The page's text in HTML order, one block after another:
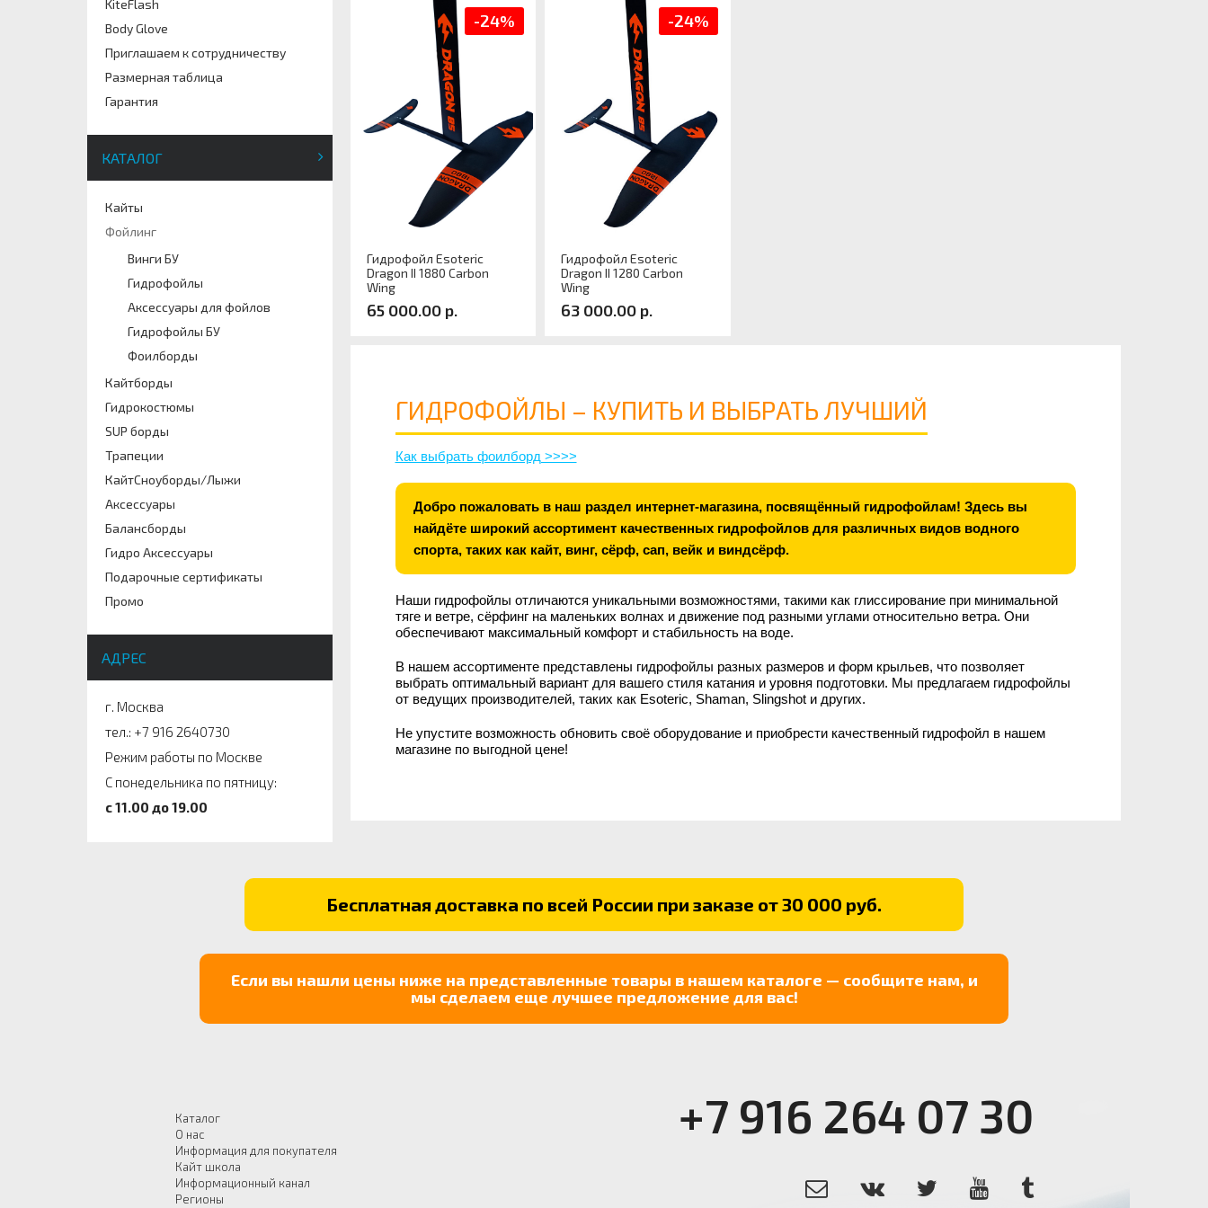
KiteFlash
Body Glove
Приглашаем к сотрудничеству
Размерная таблица
Гарантия
КАТАЛОГ
Кайты
Фойлинг
Винги БУ
Гидрофойлы
Аксессуары для фойлов
Гидрофойлы БУ
Фоилборды
Кайтборды
Гидрокостюмы
SUP борды
Трапеции
КайтСноуборды/Лыжи
Аксессуары
Балансборды
Гидро Аксессуары
Подарочные сертификаты
Промо
АДРЕС
г. Москва
тел.: +7 916 2640730
Режим работы по Москве
С понедельника по пятницу:
c 11.00 до 19.00
Гидрофойл Esoteric
Dragon II 1880 Carbon
Wing
65 000.00 р.
-24%
Гидрофойл Esoteric
Dragon II 1280 Carbon
Wing
63 000.00 р.
-24%
ГИДРОФОЙЛЫ – КУПИТЬ И ВЫБРАТЬ ЛУЧШИЙ
Как выбрать фоилборд >>>>
Добро пожаловать в наш раздел интернет-магазина, посвящённый гидрофойлам! Здесь вы
найдёте широкий ассортимент качественных гидрофойлов для различных видов водного
спорта, таких как кайт, винг, сёрф, сап, вейк и виндсёрф.
Наши гидрофойлы отличаются уникальными возможностями, такими как глиссирование при минимальной
тяге и ветре, сёрфинг на маленьких волнах и движение под разными углами относительно ветра. Они
обеспечивают максимальный комфорт и стабильность на воде.
В нашем ассортименте представлены гидрофойлы разных размеров и форм крыльев, что позволяет
выбрать оптимальный вариант для вашего стиля катания и уровня подготовки. Мы предлагаем гидрофойлы
от ведущих производителей, таких как Esoteric, Shaman, Slingshot и других.
Не упустите возможность обновить своё оборудование и приобрести качественный гидрофойл в нашем
магазине по выгодной цене!
Бесплатная доставка по всей России при заказе от 30 000 руб.
Если вы нашли цены ниже на представленные товары в нашем каталоге — сообщите нам, и
мы сделаем еще лучшее предложение для вас!
Каталог
О нас
Информация для покупателя
Кайт школа
Информационный канал
Регионы
+7 916 264 07 30